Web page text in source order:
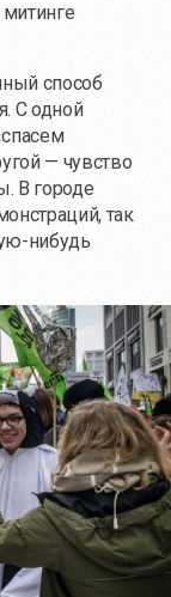
способ
С одной
— чувство
В городе
так
нибудь